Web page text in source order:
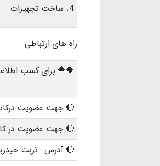
ساخت تجهیزات
راه های ارتباطی
🔶🔶 برای کسب
🔴 جهت عضویت
🔴 جهت عضویت در
🔴 آدرس : تربت